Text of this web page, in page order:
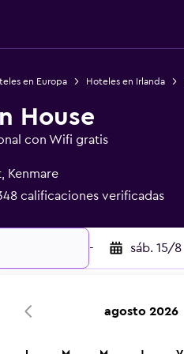
en Europa Hoteles en Irlanda
House
con Wifi gratis
Kenmare
calificaciones verificadas
- sáb. 15/8
agosto 2026